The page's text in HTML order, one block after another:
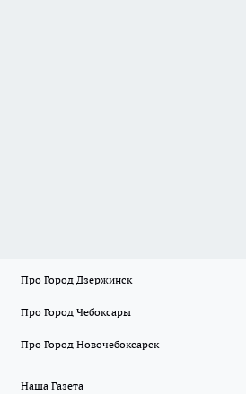
Про Город Дзержинск
Про Город Чебоксары
Про Город Новочебоксарск
Наша Газета